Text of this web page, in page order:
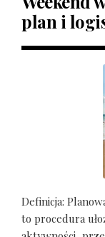
plan i
Definicja:
to procedura